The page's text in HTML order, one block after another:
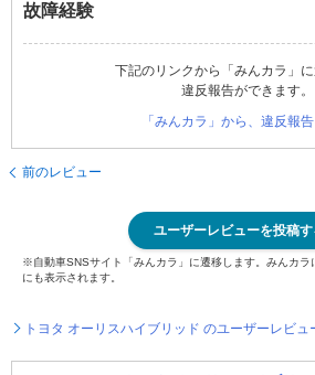
故障経験
下記のリンクから「みんカラ」に
違反報告ができます。
「みんカラ」から、違反報
前のレビュー
ユーザーレビューを投稿す
※自動車SNSサイト「みんカラ」に遷移します。みんカラ
にも表示されます。
トヨタ オーリスハイブリッド のユーザーレビ